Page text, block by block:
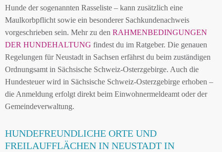
Hunde der sogenannten Rasseliste – kann zusätzlich eine
Maulkorbpflicht sowie ein besonderer Sachkundenachweis
vorgeschrieben sein. Mehr zu den RAHMENBEDINGUNGEN
DER HUNDEHALTUNG findest du im Ratgeber. Die genauen
Regelungen für Neustadt in Sachsen erfährst du beim zuständigen
Ordnungsamt in Sächsische Schweiz-Osterzgebirge. Auch die
Hundesteuer wird in Sächsische Schweiz-Osterzgebirge erhoben –
die Anmeldung erfolgt direkt beim Einwohnermeldeamt oder der
Gemeindeverwaltung.
HUNDEFREUNDLICHE ORTE UND
FREILAUFFLÄCHEN IN NEUSTADT IN